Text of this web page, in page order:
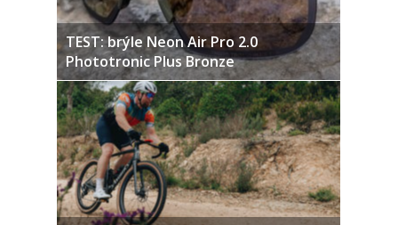
TEST: brýle Neon Air Pro 2.0
Phototronic Plus Bronze